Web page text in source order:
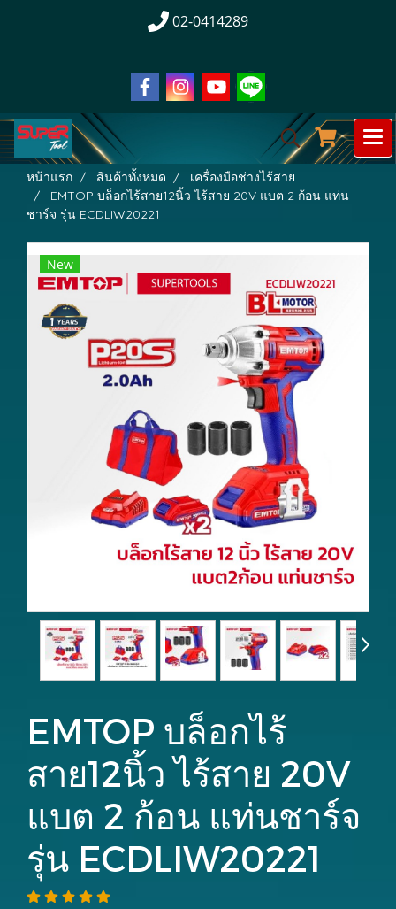
02-0414289
หน้าแรก สินค้าทั้งหมด
เครื่องมือช่างไร้สาย
EMTOP บล็อกไร้สาย12นิ้ว ไร้สาย 20V แบต 2 ก้อน แท่น
ชาร์จ รุ่น ECDLIW20221
New
EMTOP บล็อกไร้
สาย12นิ้ว ไร้สาย 20V
แบต 2 ก้อน แท่นชาร์จ
รุ่น ECDLIW20221